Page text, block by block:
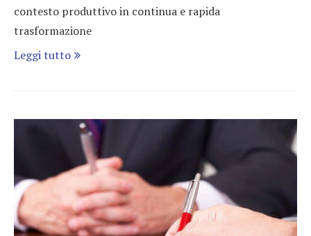
contesto produttivo in continua e rapida
trasformazione
Leggi tutto